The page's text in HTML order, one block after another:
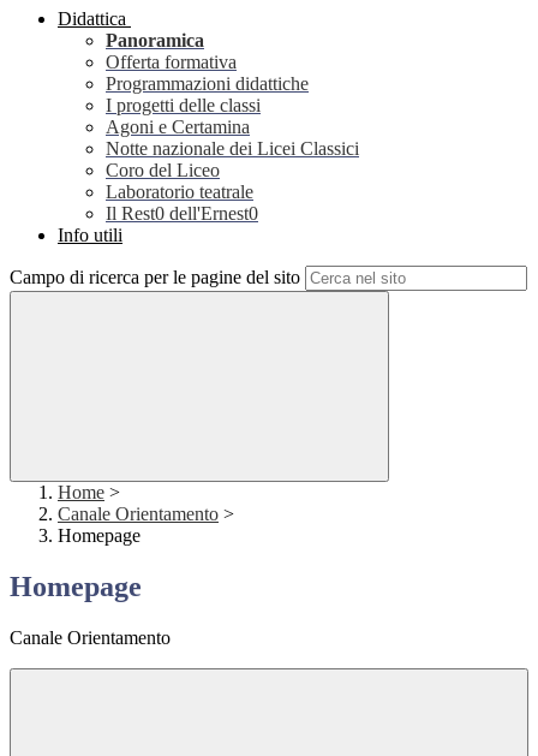
Didattica
Panoramica
Offerta formativa
Programmazioni didattiche
I progetti delle classi
Agoni e Certamina
Notte nazionale dei Licei Classici
Coro del Liceo
Laboratorio teatrale
Il Rest0 dell'Ernest0
Info utili
Campo di ricerca per le pagine del sito
Home >
Canale Orientamento >
Homepage
Homepage
Canale Orientamento